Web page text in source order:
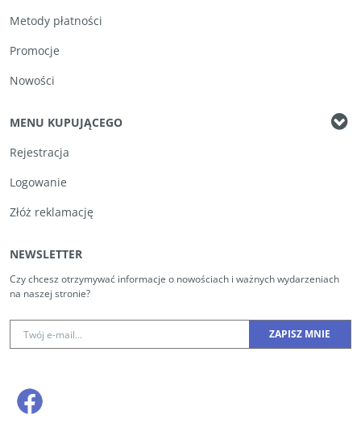
Metody płatności
Promocje
Nowości
MENU KUPUJĄCEGO
Rejestracja
Logowanie
Złóż reklamację
NEWSLETTER
Czy chcesz otrzymywać informacje o nowościach i ważnych wydarzeniach
na naszej stronie?